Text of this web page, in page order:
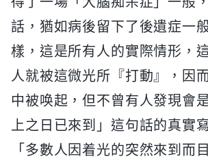
話，猶如病後留下了後遺症一
樣，這是所有人的實際情形，
人就被這微光所『打動』，因
中被唤起，但不曾有人發現會
上之日已來到」這句話的真實
「多數人因着光的突然來到而